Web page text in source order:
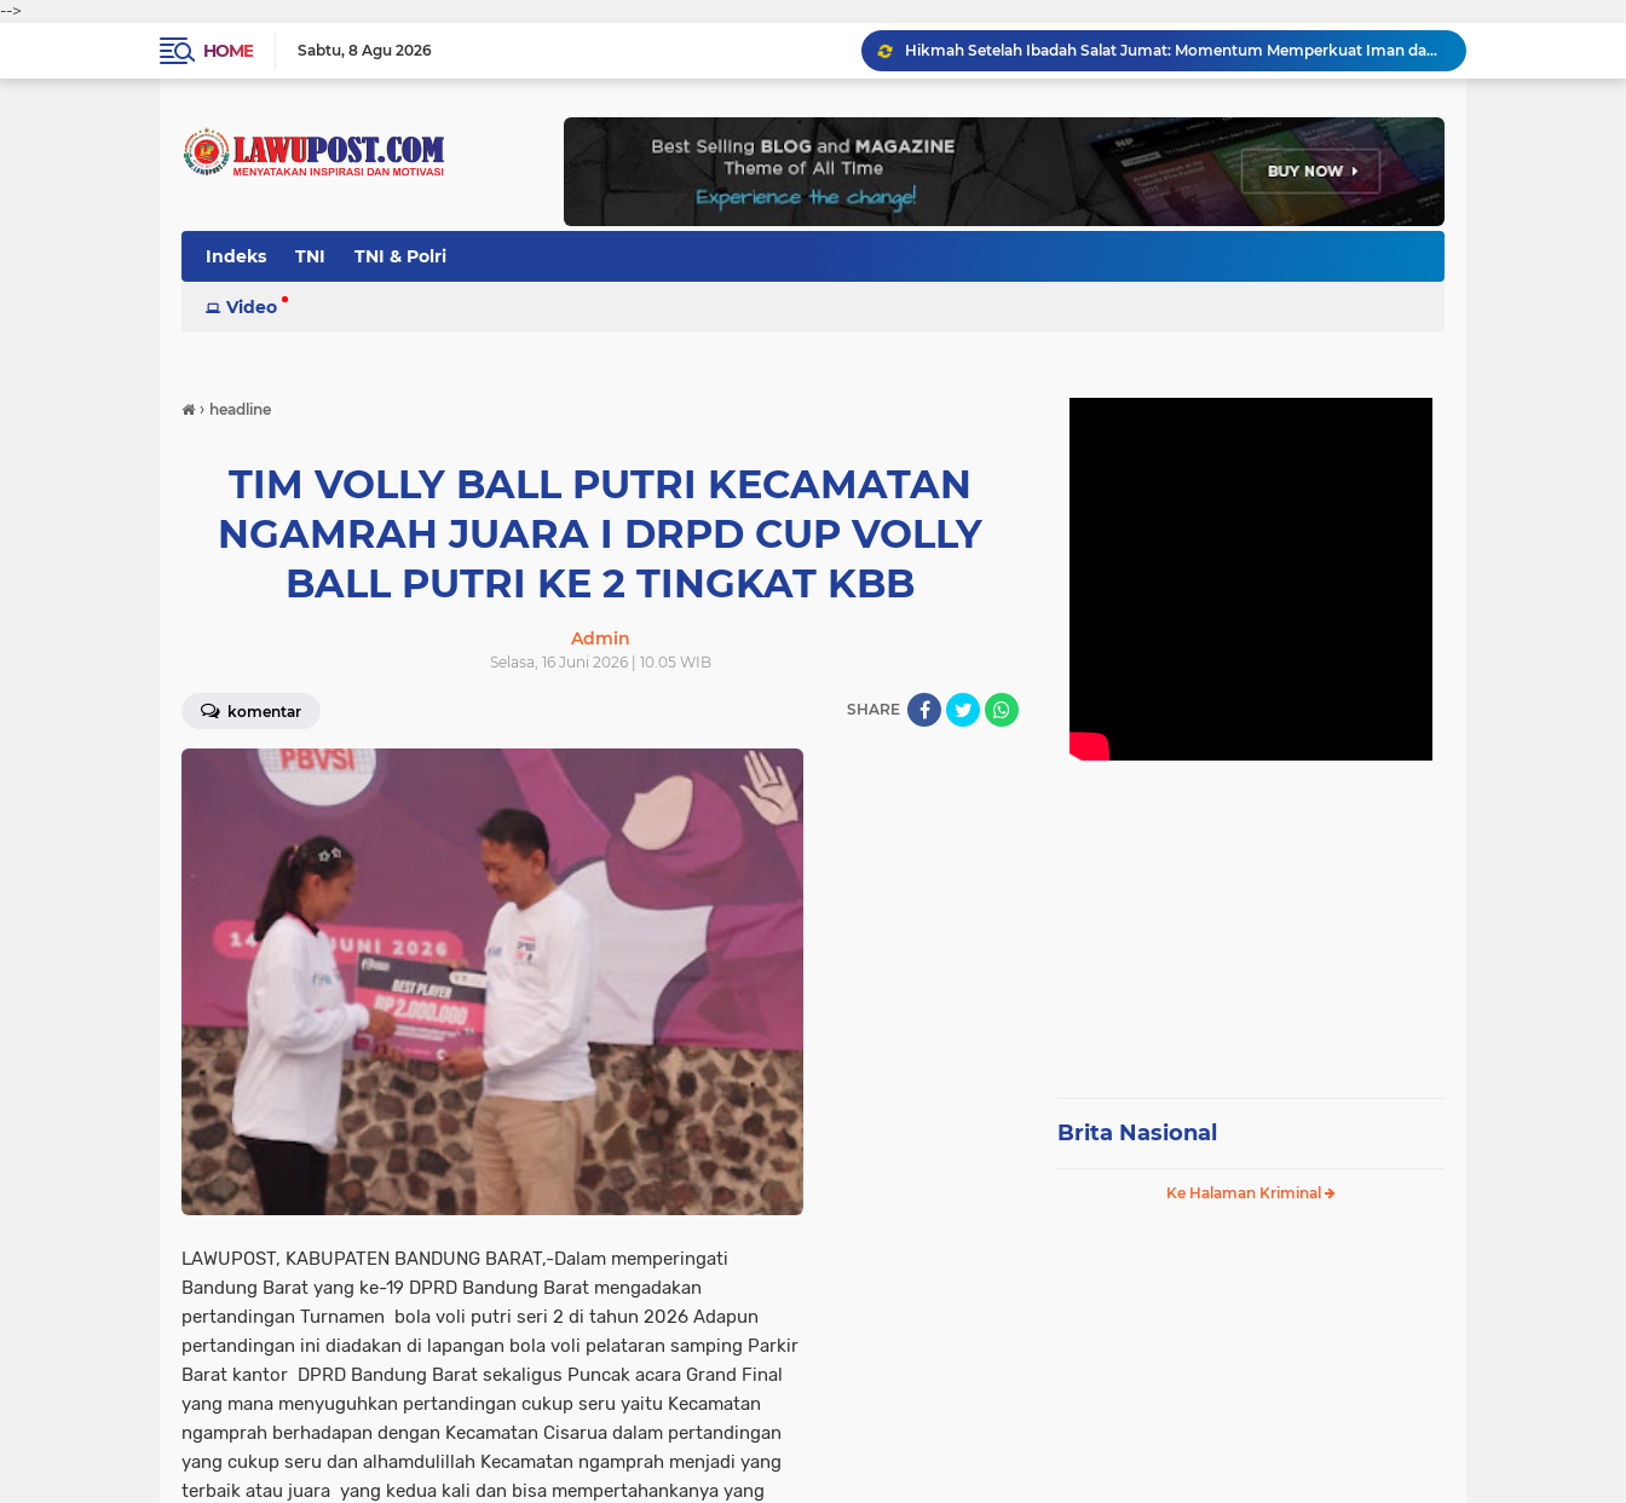
-->
HOME
Sabtu 8 Agu 2026
Hikmah Setelah Ibadah Salat Jumat: Momentum Memperkuat Iman dan Kepedulian Sosial
Penataan Kabel Udara FO di Cimahi Capai 15 KM, Target Kota Bebas Kabel Semrawut
Pemkot Bandung Gandeng Big Bad Wolf Hadirkan Festival Literasi Pages and Plates
H. Bagus Machdiyantoro Resmi Pimpin Komunitas BBC Periode 2026–2031, Siap Perkuat Solidaritas dan Hadirkan Program Nyata untuk Masyarakat
Edi Rusyandi Terpilih Secara Aklamasi Pimpin Golkar Bandung Barat, Tonggak Baru Kepemimpinan Harmonis "Turun Ranjang"
Indeks TNI TNI & Polri
Video
› headline
TIM VOLLY BALL PUTRI KECAMATAN
NGAMRAH JUARA I DRPD CUP VOLLY
BALL PUTRI KE 2 TINGKAT KBB
Admin
Selasa, 16 Juni 2026 | 10.05 WIB
komentar SHARE
LAWUPOST, KABUPATEN BANDUNG BARAT,-Dalam memperingati
Bandung Barat yang ke-19 DPRD Bandung Barat mengadakan
pertandingan Turnamen bola voli putri seri 2 di tahun 2026 Adapun
pertandingan ini diadakan di lapangan bola voli pelataran samping Parkir
Barat kantor DPRD Bandung Barat sekaligus Puncak acara Grand Final
yang mana menyuguhkan pertandingan cukup seru yaitu Kecamatan
ngamprah berhadapan dengan Kecamatan Cisarua dalam pertandingan
yang cukup seru dan alhamdulillah Kecamatan ngamprah menjadi yang
terbaik atau juara yang kedua kali dan bisa mempertahankanya yang
Brita Nasional
Ke Halaman Kriminal